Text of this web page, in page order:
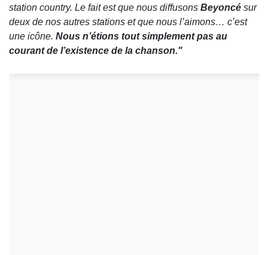
station country. Le fait est que nous diffusons Beyoncé sur
deux de nos autres stations et que nous l’aimons… c’est
une icône. Nous n’étions tout simplement pas au
courant de l’existence de la chanson."